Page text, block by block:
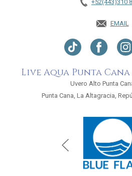
+52(443)310
EMAIL
Live Aqua Punta
Uvero Alto Punta
Punta Cana, La Altagracia,